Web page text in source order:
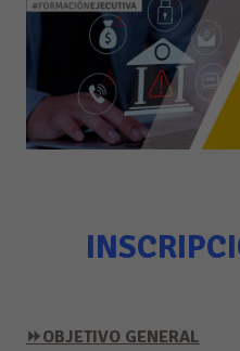
⏩OBJETIVO GENERAL